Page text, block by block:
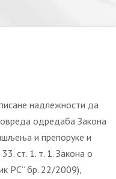
надлежности да
одредаба Закона
и препоруке и
ст. 1. т. 1. Закона о
РС“ бр. 22/2009),